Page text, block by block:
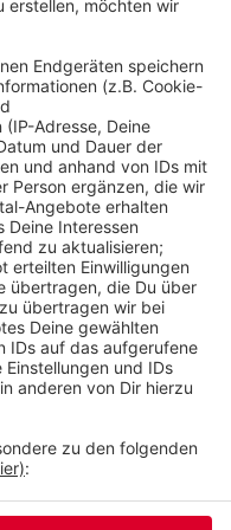
mit
gibt es
in der
es Preisgelder von
06:33